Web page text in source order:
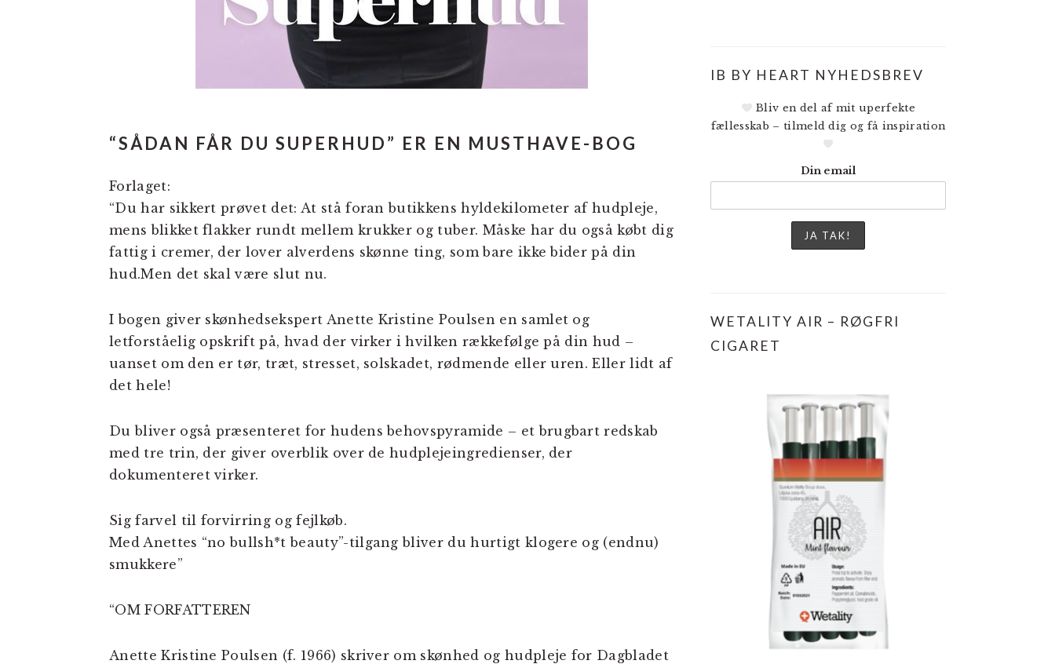
“SÅDAN FÅR DU SUPERHUD” ER EN MUSTHAVE-BOG
Forlaget:
“Du har sikkert prøvet det: At stå foran butikkens hyldekilometer af hudpleje,
mens blikket flakker rundt mellem krukker og tuber. Måske har du også købt dig
fattig i cremer, der lover alverdens skønne ting, som bare ikke bider på din
hud.Men det skal være slut nu.
I bogen giver skønhedsekspert Anette Kristine Poulsen en samlet og
letforståelig opskrift på, hvad der virker i hvilken rækkefølge på din hud –
uanset om den er tør, træt, stresset, solskadet, rødmende eller uren. Eller lidt af
det hele!
Du bliver også præsenteret for hudens behovspyramide – et brugbart redskab
med tre trin, der giver overblik over de hudplejeingredienser, der
dokumenteret virker.
Sig farvel til forvirring og fejlkøb.
Med Anettes “no bullsh*t beauty”-tilgang bliver du hurtigt klogere og (endnu)
smukkere”
“OM FORFATTEREN
Anette Kristine Poulsen (f. 1966) skriver om skønhed og hudpleje for Dagbladet
IB BY HEART NYHEDSBREV
Bliv en del af mit uperfekte
fællesskab – tilmeld dig og få inspiration
Din email
WETALITY AIR – RØGFRI
CIGARET